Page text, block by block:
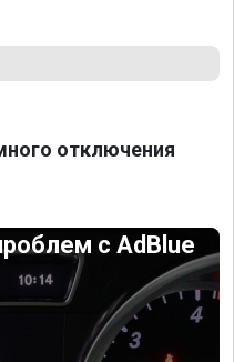
отключения
с AdBlue